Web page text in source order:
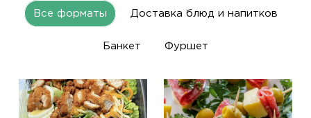
Все форматы Доставка блюд и напитков
Банкет Фуршет